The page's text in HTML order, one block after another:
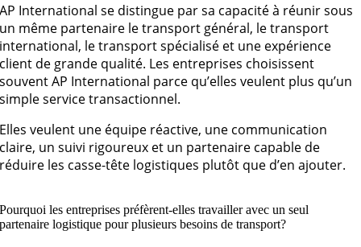
AP International se distingue par sa capacité à réunir sous
un même partenaire le transport général, le transport
international, le transport spécialisé et une expérience
client de grande qualité. Les entreprises choisissent
souvent AP International parce qu’elles veulent plus qu’un
simple service transactionnel.
Elles veulent une équipe réactive, une communication
claire, un suivi rigoureux et un partenaire capable de
réduire les casse-tête logistiques plutôt que d’en ajouter.
Pourquoi les entreprises préfèrent-elles travailler avec un seul
partenaire logistique pour plusieurs besoins de transport?